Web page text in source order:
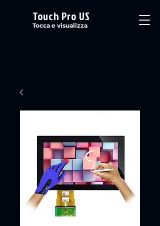
Touch Pro US
Tocca e visualizza